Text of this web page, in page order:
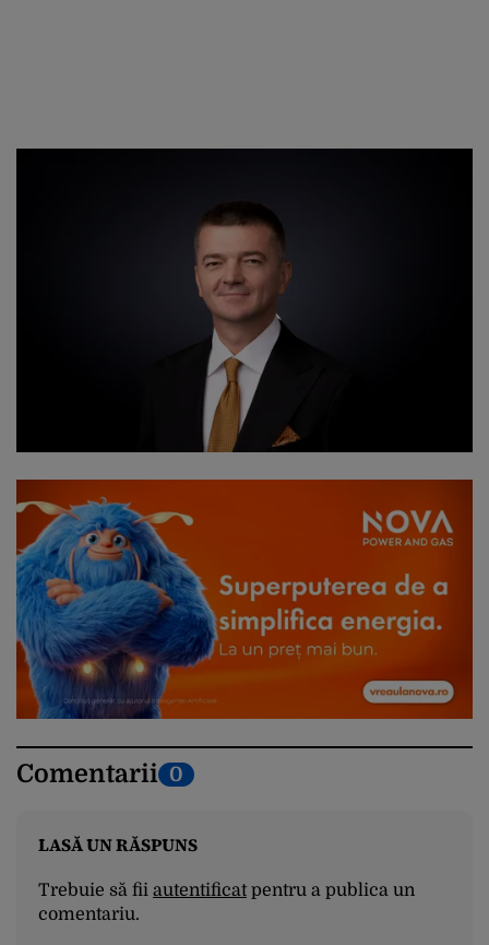
Comentarii 0
LASĂ UN RĂSPUNS
Trebuie să fii autentificatpentru a publica un
comentariu.